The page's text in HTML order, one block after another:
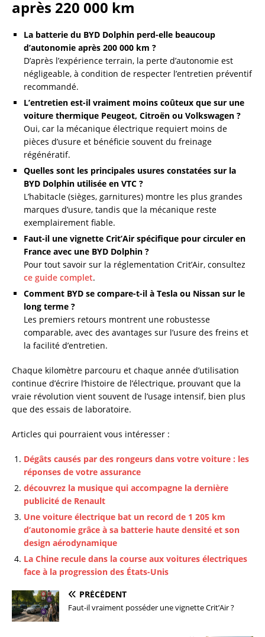
après 220 000 km
La batterie du BYD Dolphin perd-elle beaucoup
d’autonomie après 200 000 km ?
D’après l’expérience terrain, la perte d’autonomie est
négligeable, à condition de respecter l’entretien préventif
recommandé.
L’entretien est-il vraiment moins coûteux que sur une
voiture thermique Peugeot, Citroën ou Volkswagen ?
Oui, car la mécanique électrique requiert moins de
pièces d’usure et bénéficie souvent du freinage
régénératif.
Quelles sont les principales usures constatées sur la
BYD Dolphin utilisée en VTC ?
L’habitacle (sièges, garnitures) montre les plus grandes
marques d’usure, tandis que la mécanique reste
exemplairement fiable.
Faut-il une vignette Crit’Air spécifique pour circuler en
France avec une BYD Dolphin ?
Pour tout savoir sur la réglementation Crit’Air, consultez
ce guide complet.
Comment BYD se compare-t-il à Tesla ou Nissan sur le
long terme ?
Les premiers retours montrent une robustesse
comparable, avec des avantages sur l’usure des freins et
la facilité d’entretien.
Chaque kilomètre parcouru et chaque année d’utilisation
continue d’écrire l’histoire de l’électrique, prouvant que la
vraie révolution vient souvent de l’usage intensif, bien plus
que des essais de laboratoire.
Articles qui pourraient vous intéresser :
Dégâts causés par des rongeurs dans votre voiture : les
réponses de votre assurance
découvrez la musique qui accompagne la dernière
publicité de Renault
Une voiture électrique bat un record de 1 205 km
d’autonomie grâce à sa batterie haute densité et son
design aérodynamique
La Chine recule dans la course aux voitures électriques
face à la progression des États-Unis
PRÉCÉDENT
Faut-il vraiment posséder une vignette Crit’Air ?